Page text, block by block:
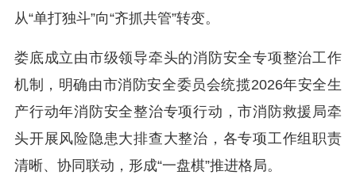
从“单打独斗”向“齐抓共管”转变。
娄底成立由市级领导牵头的消防安全专项整治工作
机制，明确由市消防安全委员会统揽2026年安全生
产行动年消防安全整治专项行动，市消防救援局牵
头开展风险隐患大排查大整治，各专项工作组职责
清晰、协同联动，形成“一盘棋”推进格局。